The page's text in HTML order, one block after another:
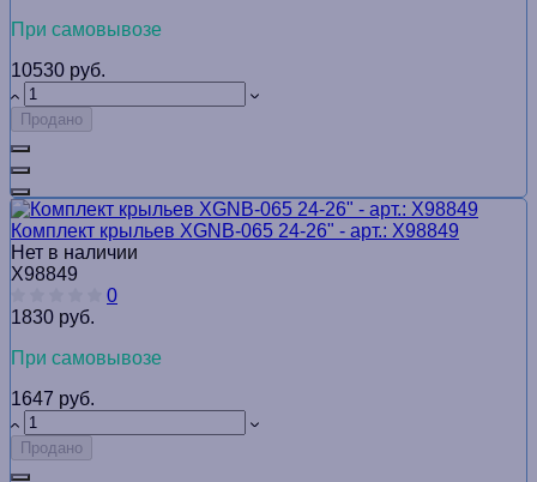
При самовывозе
10530 руб.
Продано
Комплект крыльев XGNB-065 24-26ʺ - арт.: Х98849
Нет в наличии
Х98849
0
1830 руб.
При самовывозе
1647 руб.
Продано